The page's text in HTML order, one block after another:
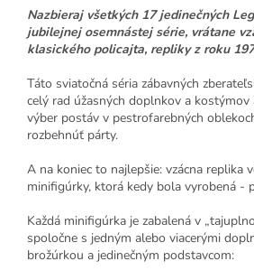
Nazbieraj všetkých 17 jedinečných
jubilejnej osemnástej série, vrátane
klasického policajta, repliky z roku
Táto sviatočná séria zábavných
celý rad úžasných doplnkov a kostýmov
výber postáv v pestrofarebných
rozbehnúť párty.
A na koniec to najlepšie: vzácna replika
minifigúrky, ktorá kedy bola vyrobená -
Každá minifigúrka je zabalená v
spoločne s jedným alebo viacerými
brožúrkou a jedinečným podstavcom: